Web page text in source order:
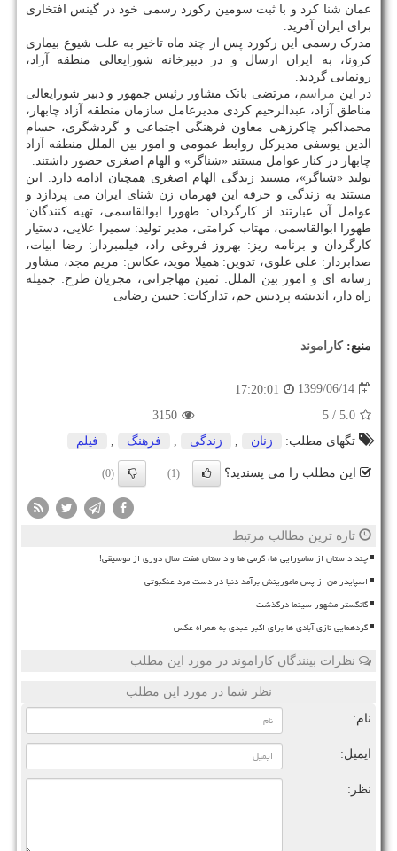
عمان شنا کرد و با ثبت سومین رکورد رسمی خود در گینس افتخاری
برای ایران آفرید.
مدرک رسمی این رکورد پس از چند ماه تاخیر به علت شیوع بیماری
کرونا، به ایران ارسال و در دبیرخانه شورایعالی منطقه آزاد،
رونمایی گردید.
در این مراسم ، مرتضی بانک مشاور رئیس جمهور و دبیر شورایعالی
مناطق آزاد، عبدالرحیم کردی مدیرعامل سازمان منطقه آزاد چابهار،
محمداکبر چاکرزهی معاون فرهنگی اجتماعی و گردشگری، حسام
الدین یوسفی مدیرکل روابط عمومی و امور بین الملل منطقه آزاد
چابهار در کنار عوامل مستند «شناگر» و الهام اصغری حضور داشتند.
تولید «شناگر»، مستند زندگی الهام اصغری همچنان ادامه دارد. این
مستند به زندگی و حرفه این قهرمان زن شنای ایران می پردازد و
عوامل آن عبارتند از کارگردان: طهورا ابوالقاسمی، تهیه کنندگان:
طهورا ابوالقاسمی، مهتاب کرامتی، مدیر تولید: سمیرا علایی، دستیار
کارگردان و برنامه ریز: بهروز فروغی راد، فیلمبردار: رضا ابیات،
صدابردار: علی علوی، تدوین: همیلا موید، عکاس: مریم مجد، مشاور
رسانه ای و امور بین الملل: ثمین مهاجرانی، مجریان طرح: جمیله
راه دار، اندیشه پردیس جم، تدارکات: حسن رضایی
منبع:كاراموند
1399/06/14
17:20:01
5.0
/ 5
3150
تگهای مطلب:
زنان زندگی فرهنگ فیلم
این مطلب را می پسندید؟ (1)
(0)
تازه ترین مطالب مرتبط
چند داستان از سامورایی ها، گرمی ها و داستان هفت سال دوری از موسیقی!
اسپایدر من از پس ماموریتش برآمد دنیا در دست مرد عنکبوتی
گانگستر مشهور سینما درگذشت
گردهمایی نازی آبادی ها برای اکبر عبدی به همراه عکس
نظرات بینندگان کاراموند در مورد این مطلب
نظر شما در مورد این مطلب
نام:
ایمیل:
نظر: